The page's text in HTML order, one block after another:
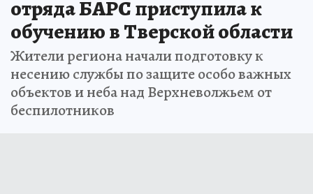
отряда БАРС приступила к
обучению в Тверской области
Жители региона начали подготовку к
несению службы по защите особо важных
объектов и неба над Верхневолжьем от
беспилотников